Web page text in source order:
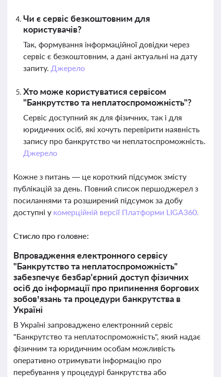
Чи є сервіс безкоштовним для
користувачів?
Так, формування інформаційної довідки через
сервіс є безкоштовним, а дані актуальні на дату
запиту. Джерело
Хто може користуватися сервісом
"Банкрутство та неплатоспроможність"?
Сервіс доступний як для фізичних, так і для
юридичних осіб, які хочуть перевірити наявність
запису про банкрутство чи неплатоспроможність.
Джерело
Кожне з питань — це короткий підсумок змісту
публікацій за день. Повний список першоджерел з
посиланнями та розширений підсумок за добу
доступні у комерційній версії Платформи LIGA360.
Стисло про головне:
Впровадження електронного сервісу
"Банкрутство та неплатоспроможність"
забезпечує безбар'єрний доступ фізичних
осіб до інформації про припинення боргових
зобов’язань та процедури банкрутства в
Україні
В Україні запроваджено електронний сервіс
"Банкрутство та неплатоспроможність", який надає
фізичним та юридичним особам можливість
оперативно отримувати інформацію про
перебування у процедурі банкрутства або